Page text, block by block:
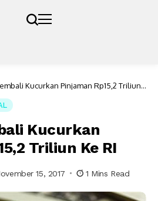
Kucurkan Pinjaman Rp15,2 Triliun
Kucurkan
Triliun Ke RI
15, 2017 1 Mins Read